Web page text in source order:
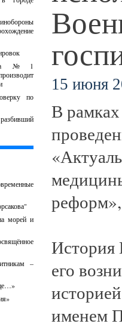
№1
по
морей и
–
15 июня
В
История
его
именем